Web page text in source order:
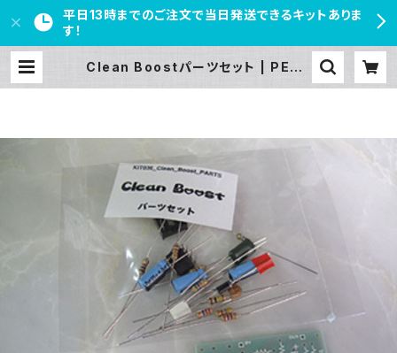
平日13時までのご注文で当日発送できるキットありま
す！
Clean Boostパーツセット | PEDA